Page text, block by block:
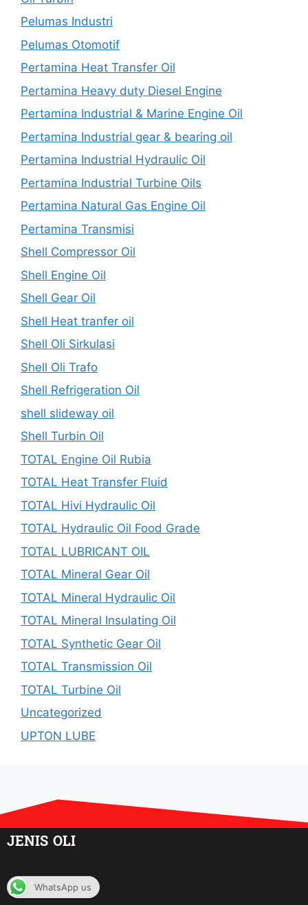
Pelumas Industri
Pelumas Otomotif
Pertamina Heat Transfer Oil
Pertamina Heavy duty Diesel Engine
Pertamina Industrial & Marine Engine Oil
Pertamina Industrial gear & bearing oil
Pertamina Industrial Hydraulic Oil
Pertamina Industrial Turbine Oils
Pertamina Natural Gas Engine Oil
Pertamina Transmisi
Shell Compressor Oil
Shell Engine Oil
Shell Gear Oil
Shell Heat tranfer oil
Shell Oli Sirkulasi
Shell Oli Trafo
Shell Refrigeration Oil
shell slideway oil
Shell Turbin Oil
TOTAL Engine Oil Rubia
TOTAL Heat Transfer Fluid
TOTAL Hivi Hydraulic Oil
TOTAL Hydraulic Oil Food Grade
TOTAL LUBRICANT OIL
TOTAL Mineral Gear Oil
TOTAL Mineral Hydraulic Oil
TOTAL Mineral Insulating Oil
TOTAL Synthetic Gear Oil
TOTAL Transmission Oil
TOTAL Turbine Oil
Uncategorized
UPTON LUBE
JENIS OLI
GREASEWhatsApp us